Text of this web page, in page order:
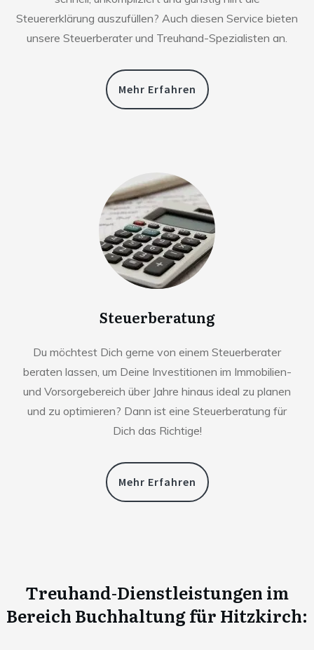
Steuererklärung auszufüllen? Auch diesen Service bieten
unsere Steuerberater und Treuhand-Spezialisten an.
Mehr Erfahren
Steuerberatung
Du möchtest Dich gerne von einem Steuerberater
beraten lassen, um Deine Investitionen im Immobilien-
und Vorsorgebereich über Jahre hinaus ideal zu planen
und zu optimieren? Dann ist eine Steuerberatung für
Dich das Richtige!
Mehr Erfahren
Treuhand-Dienstleistungen im
Bereich Buchhaltung für Hitzkirch: